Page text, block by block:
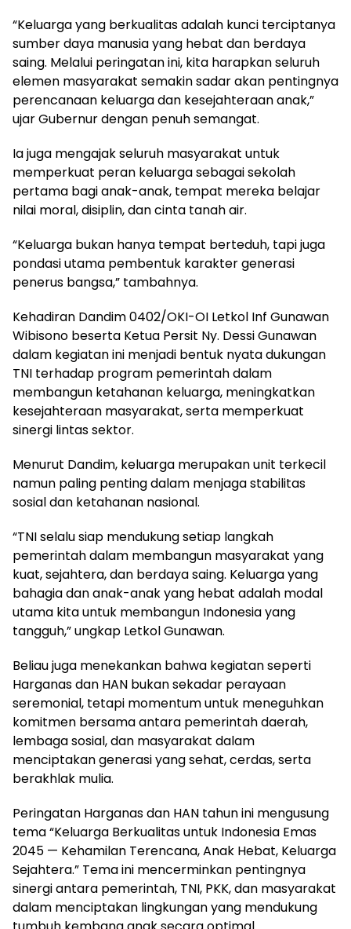
“Keluarga yang berkualitas adalah kunci terciptanya
sumber daya manusia yang hebat dan berdaya
saing. Melalui peringatan ini, kita harapkan seluruh
elemen masyarakat semakin sadar akan pentingnya
perencanaan keluarga dan kesejahteraan anak,”
ujar Gubernur dengan penuh semangat.
Ia juga mengajak seluruh masyarakat untuk
memperkuat peran keluarga sebagai sekolah
pertama bagi anak-anak, tempat mereka belajar
nilai moral, disiplin, dan cinta tanah air.
“Keluarga bukan hanya tempat berteduh, tapi juga
pondasi utama pembentuk karakter generasi
penerus bangsa,” tambahnya.
Kehadiran Dandim 0402/OKI-OI Letkol Inf Gunawan
Wibisono beserta Ketua Persit Ny. Dessi Gunawan
dalam kegiatan ini menjadi bentuk nyata dukungan
TNI terhadap program pemerintah dalam
membangun ketahanan keluarga, meningkatkan
kesejahteraan masyarakat, serta memperkuat
sinergi lintas sektor.
Menurut Dandim, keluarga merupakan unit terkecil
namun paling penting dalam menjaga stabilitas
sosial dan ketahanan nasional.
“TNI selalu siap mendukung setiap langkah
pemerintah dalam membangun masyarakat yang
kuat, sejahtera, dan berdaya saing. Keluarga yang
bahagia dan anak-anak yang hebat adalah modal
utama kita untuk membangun Indonesia yang
tangguh,” ungkap Letkol Gunawan.
Beliau juga menekankan bahwa kegiatan seperti
Harganas dan HAN bukan sekadar perayaan
seremonial, tetapi momentum untuk meneguhkan
komitmen bersama antara pemerintah daerah,
lembaga sosial, dan masyarakat dalam
menciptakan generasi yang sehat, cerdas, serta
berakhlak mulia.
Peringatan Harganas dan HAN tahun ini mengusung
tema “Keluarga Berkualitas untuk Indonesia Emas
2045 — Kehamilan Terencana, Anak Hebat, Keluarga
Sejahtera.” Tema ini mencerminkan pentingnya
sinergi antara pemerintah, TNI, PKK, dan masyarakat
dalam menciptakan lingkungan yang mendukung